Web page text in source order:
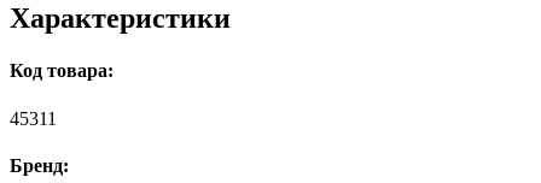
Характеристики
Код товара:
45311
Бренд: